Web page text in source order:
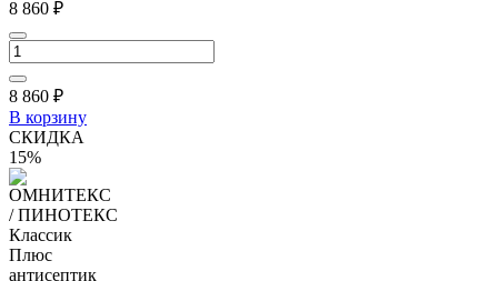
8 860 ₽
8 860 ₽
В корзину
СКИДКА
15%